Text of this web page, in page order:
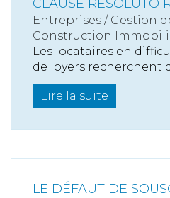
CLAUSE
Entreprises / Gestion
Construction
Les locataires en
de loyers recherchent
Lire la suite
LE DÉFAUT DE